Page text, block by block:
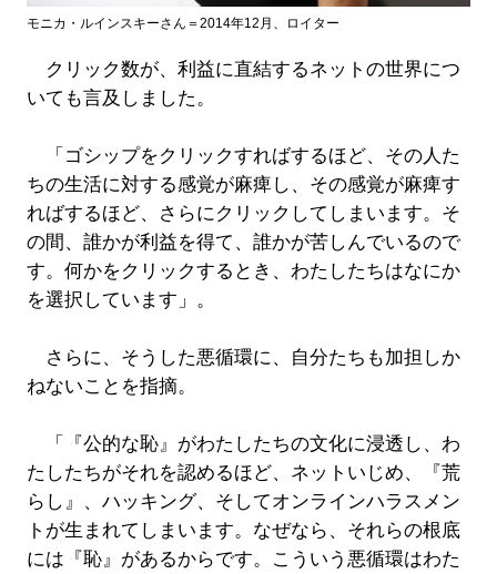
モニカ・ルインスキーさん＝2014年12月、ロイター
クリック数が、利益に直結するネットの世界につ
いても言及しました。
「ゴシップをクリックすればするほど、その人た
ちの生活に対する感覚が麻痺し、その感覚が麻痺す
ればするほど、さらにクリックしてしまいます。そ
の間、誰かが利益を得て、誰かが苦しんでいるので
す。何かをクリックするとき、わたしたちはなにか
を選択しています」。
さらに、そうした悪循環に、自分たちも加担しか
ねないことを指摘。
「『公的な恥』がわたしたちの文化に浸透し、わ
たしたちがそれを認めるほど、ネットいじめ、『荒
らし』、ハッキング、そしてオンラインハラスメン
トが生まれてしまいます。なぜなら、それらの根底
には『恥』があるからです。こういう悪循環はわた